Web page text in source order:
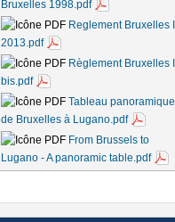
Bruxelles 1998.pdf
Reglement Bruxelles I
2013.pdf
Règlement Bruxelles I
bis.pdf
Tableau panoramique
de Bruxelles à Lugano.pdf
From Brussels to
Lugano - A panoramic table.pdf